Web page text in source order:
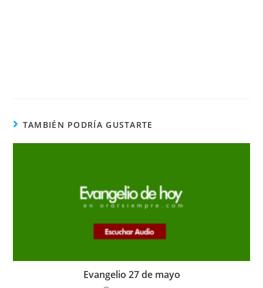
TAMBIÉN PODRÍA GUSTARTE
Evangelio 27 de mayo